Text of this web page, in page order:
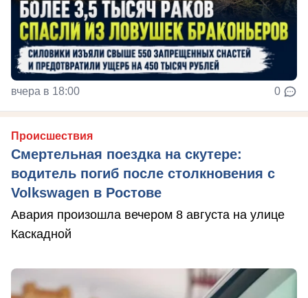
вчера в 18:00 0
Происшествия
Смертельная поездка на скутере:
водитель погиб после столкновения с
Volkswagen в Ростове
Авария произошла вечером 8 августа на улице
Каскадной